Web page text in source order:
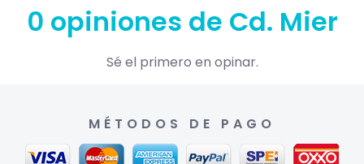
0 opiniones de Cd. Mier
Sé el primero en opinar.
MÉTODOS DE PAGO